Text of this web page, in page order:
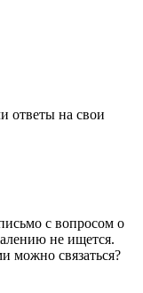
ответы на свои
с вопросом о
не ищется.
можно связаться?